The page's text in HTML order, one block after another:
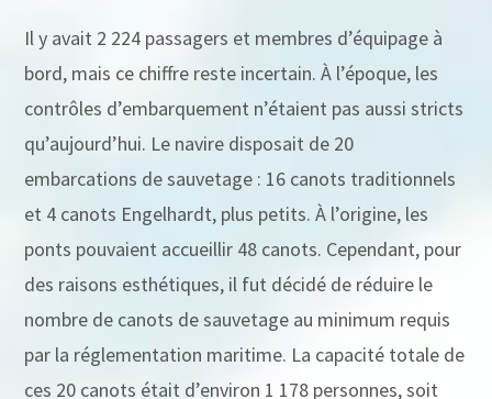
Il y avait 2 224 passagers et membres d’équipage à
bord, mais ce chiffre reste incertain. À l’époque, les
contrôles d’embarquement n’étaient pas aussi stricts
qu’aujourd’hui. Le navire disposait de 20
embarcations de sauvetage : 16 canots traditionnels
et 4 canots Engelhardt, plus petits. À l’origine, les
ponts pouvaient accueillir 48 canots. Cependant, pour
des raisons esthétiques, il fut décidé de réduire le
nombre de canots de sauvetage au minimum requis
par la réglementation maritime. La capacité totale de
ces 20 canots était d’environ 1 178 personnes, soit